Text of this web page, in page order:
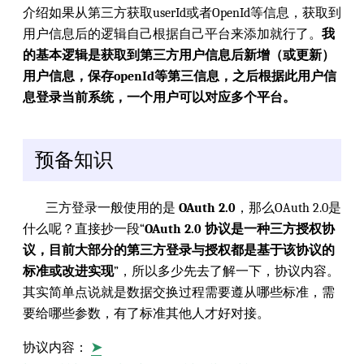
介绍如果从第三方获取userId或者OpenId等信息，获取到
用户信息后的逻辑自己根据自己平台来添加就行了。 我
的基本逻辑是获取到第三方用户信息后新增（或更新）
用户信息，保存openId等第三信息，之后根据此用户信
息登录当前系统，一个用户可以对应多个平台。
预备知识
三方登录一般使用的是 OAuth 2.0 ，那么OAuth 2.0是
什么呢？直接抄一段“OAuth 2.0 协议是一种三方授权协
议，目前大部分的第三方登录与授权都是基于该协议的
标准或改进实现”，所以多少先去了解一下，协议内容。
其实简单点说就是数据交换过程需要遵从哪些标准，需
要给哪些参数，有了标准其他人才好对接。
协议内容： ➤